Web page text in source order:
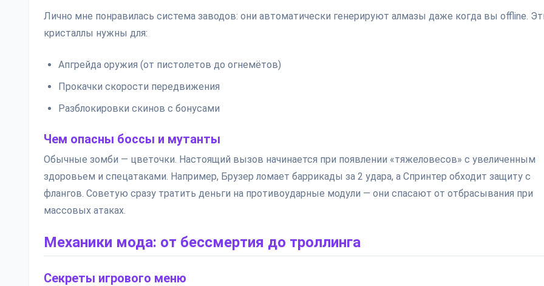
Лично мне понравилась система заводов: они автоматически генерируют алмазы даже когда вы offline.
кристаллы нужны для:
Апгрейда оружия (от пистолетов до огнемётов)
Прокачки скорости передвижения
Разблокировки скинов с бонусами
Чем опасны боссы и мутанты
Обычные зомби — цветочки. Настоящий вызов начинается при появлении «тяжеловесов» с увеличенным
здоровьем и спецатаками. Например, Брузер ломает баррикады за 2 удара, а Спринтер обходит защиту с
флангов. Советую сразу тратить деньги на противоударные модули — они спасают от отбрасывания при
массовых атаках.
Механики мода: от бессмертия до троллинга
Секреты игрового меню